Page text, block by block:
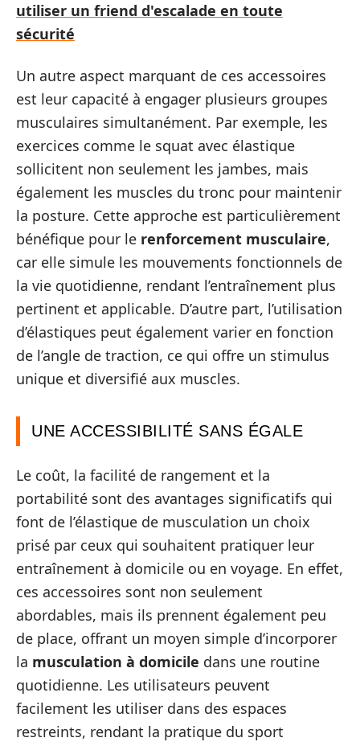
utiliser un friend d'escalade en toute
sécurité
Un autre aspect marquant de ces accessoires
est leur capacité à engager plusieurs groupes
musculaires simultanément. Par exemple, les
exercices comme le squat avec élastique
sollicitent non seulement les jambes, mais
également les muscles du tronc pour maintenir
la posture. Cette approche est particulièrement
bénéfique pour le renforcement musculaire,
car elle simule les mouvements fonctionnels de
la vie quotidienne, rendant l’entraînement plus
pertinent et applicable. D’autre part, l’utilisation
d’élastiques peut également varier en fonction
de l’angle de traction, ce qui offre un stimulus
unique et diversifié aux muscles.
UNE ACCESSIBILITÉ SANS ÉGALE
Le coût, la facilité de rangement et la
portabilité sont des avantages significatifs qui
font de l’élastique de musculation un choix
prisé par ceux qui souhaitent pratiquer leur
entraînement à domicile ou en voyage. En effet,
ces accessoires sont non seulement
abordables, mais ils prennent également peu
de place, offrant un moyen simple d’incorporer
la musculation à domicile dans une routine
quotidienne. Les utilisateurs peuvent
facilement les utiliser dans des espaces
restreints, rendant la pratique du sport